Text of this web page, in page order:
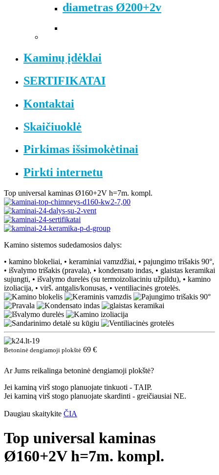
diametras Ø200+2v
Kaminų įdėklai
SERTIFIKATAI
Kontaktai
Skaičiuoklė
Pirkimas išsimokėtinai
Pirkti internetu
Top universal kaminas Ø160+2V h=7m. kompl.
Kamino sistemos sudedamosios dalys:
• kamino blokeliai, • keraminiai vamzdžiai, • pajungimo trišakis 90°,
• išvalymo trišakis (pravala), • kondensato indas, • glaistas keramikai
sujungti, • išvalymo durelės (su termoizoliaciniu užpildu), • kamino
izoliacija, • virš. antgalis/konusas, • ventiliacinės grotelės.
Betoninė dengiamoji plokštė 69 €
Ar Jums reikalinga betoninė dengiamoji plokštė?
Jei kaminą virš stogo planuojate tinkuoti - TAIP.
Jei kaminą virš stogo planuojate skardinti - greičiausiai NE.
Daugiau skaitykite ČIA
Top universal kaminas
Ø160+2V h=7m. kompl.